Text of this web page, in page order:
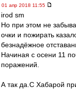
01 апр 2018 11:55
irod sm
Но при этом не
очки и пожирать
безнадёжное
Начиная с осени 11
поражений.
А так да.С Хабарой